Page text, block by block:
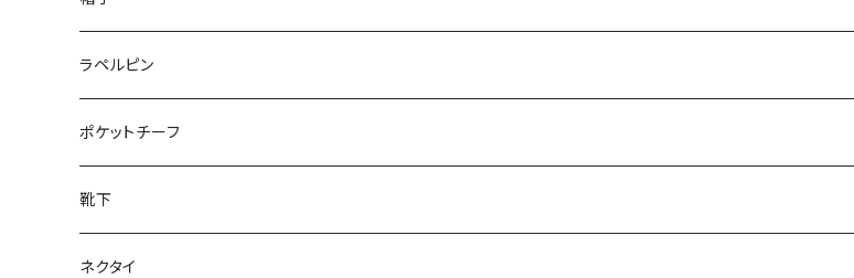
50/XL～
27cm～
28cm～
ラペルピン
ポケットチーフ
靴下
ネクタイ